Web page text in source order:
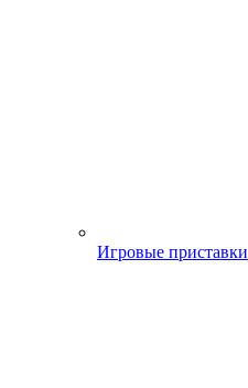
Игровые приставки